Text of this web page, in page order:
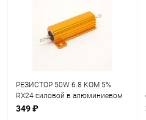
РЕЗИСТОР 50W 6.8 KOM 5%
RX24 силовой в алюминиевом
корпусе
349 ₽